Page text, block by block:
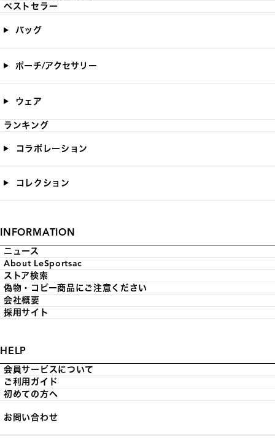
ベストセラー
バッグ
ポーチ/アクセサリー
ウェア
ランキング
コラボレーション
コレクション
INFORMATION
ニュース
About LeSportsac
ストア検索
偽物・コピー商品にご注意ください
会社概要
採用サイト
HELP
会員サービスについて
ご利用ガイド
初めての方へ
お問い合わせ